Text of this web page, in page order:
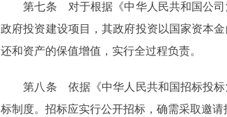
第七条 对于根据《中华人民共和国公司法
政府投资建设项目，其政府投资以国家资本
还和资产的保值增值，实行全过程负责。
第八条 依据《中华人民共和国招标投标法
标制度。招标应实行公开招标，确需采取邀